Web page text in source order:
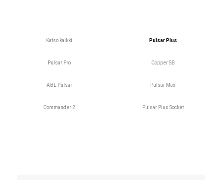
Katso kaikki Pulsar Plus
Pulsar Pro Copper SB
ABL Pulsar Pulsar Max
Commander 2 Pulsar Plus Socket